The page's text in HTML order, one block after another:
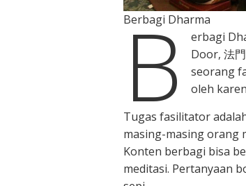
Berbagi Dharma
B erbagi
Door, 法
seorang
oleh
Tugas fasilitator
masing-masing orang
Konten berbagi bisa
meditasi. Pertanyaan